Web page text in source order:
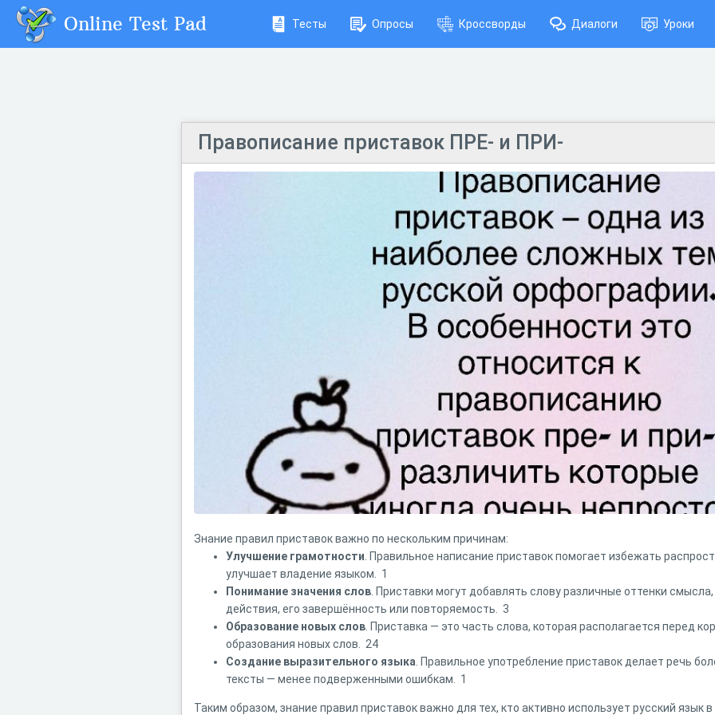
Online Test Pad Тесты Опросы Кроссворды Диалоги Уроки
Правописание приставок ПРЕ- и ПРИ-
Знание правил приставок важно по нескольким причинам:
Улучшение грамотности . Правильное написание приставок помогает избежать
улучшает владение языком. 1
Понимание значения слов . Приставки могут добавлять слову различные оттенки
действия, его завершённость или повторяемость. 3
Образование новых слов . Приставка — это часть слова, которая располагается перед
образования новых слов. 24
Создание выразительного языка . Правильное употребление приставок делает речь
тексты — менее подверженными ошибкам. 1
Таким образом, знание правил приставок важно для тех, кто активно использует русский язык